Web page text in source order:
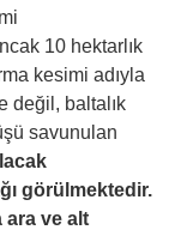
10 hektarlık
kesimi adıyla
değil, baltalık
savunulan
görülmektedir.
ara ve alt